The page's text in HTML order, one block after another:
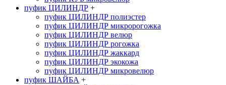
пуфик ЦИЛИНДР +
пуфик ЦИЛИНДР полиэстер
пуфик ЦИЛИНДР микророгожка
пуфик ЦИЛИНДР велюр
пуфик ЦИЛИНДР рогожка
пуфик ЦИЛИНДР жаккард
пуфик ЦИЛИНДР экокожа
пуфик ЦИЛИНДР микровелюр
пуфик ШАЙБА +